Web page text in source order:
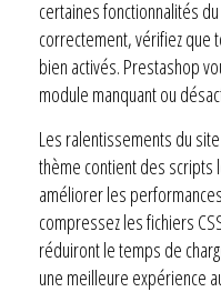
certaines fonctionnalités
correctement, vérifiez que
bien activés. Prestashop
module manquant ou
Les ralentissements du
thème contient des scripts
améliorer les
compressez les fichiers
réduiront le temps de
une meilleure expérience